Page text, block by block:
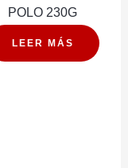
POLO 230G
LEER MÁS